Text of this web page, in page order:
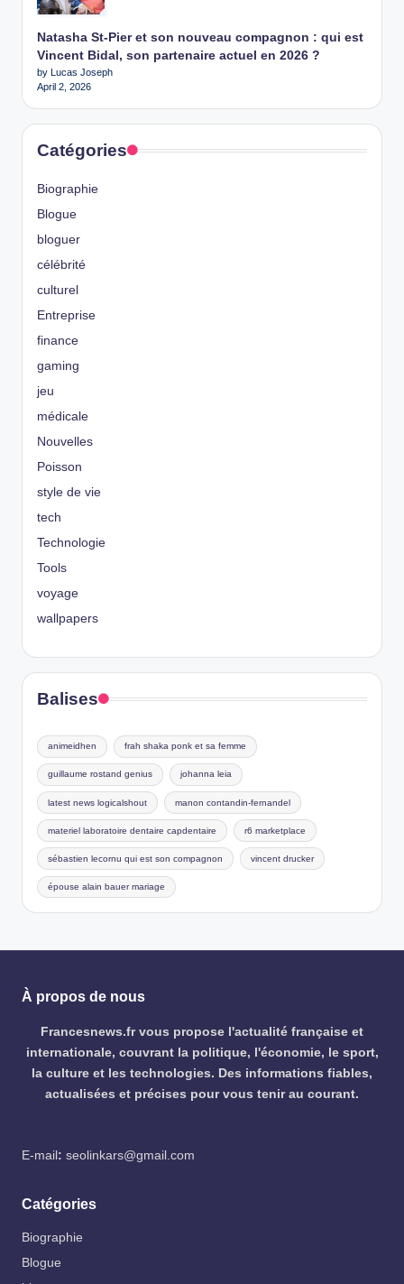
Natasha St-Pier et son nouveau compagnon : qui est
Vincent Bidal, son partenaire actuel en 2026 ?
by Lucas Joseph
April 2, 2026
Catégories
Biographie
Blogue
bloguer
célébrité
culturel
Entreprise
finance
gaming
jeu
médicale
Nouvelles
Poisson
style de vie
tech
Technologie
Tools
voyage
wallpapers
Balises
animeidhen frah shaka ponk et sa femme
guillaume rostand genius johanna leia
latest news logicalshout manon contandin-fernandel
materiel laboratoire dentaire capdentaire r6 marketplace
sébastien lecornu qui est son compagnon vincent drucker
épouse alain bauer mariage
À propos de nous
Francesnews.fr vous propose l'actualité française et
internationale, couvrant la politique, l'économie, le sport,
la culture et les technologies. Des informations fiables,
actualisées et précises pour vous tenir au courant.
E-mail: seolinkars@gmail.com
Catégories
Biographie
Blogue